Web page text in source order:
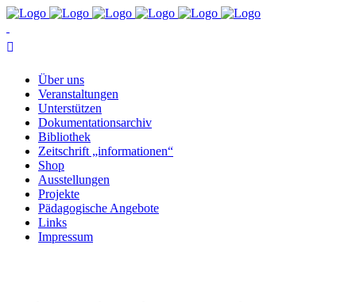
Über uns
Ver­an­stal­tun­gen
Un­ter­stüt­zen
Do­ku­men­ta­ti­ons­ar­chiv
Bi­blio­thek
Zeit­schrift „in­for­ma­tio­nen“
Shop
Aus­stel­lun­gen
Pro­jek­te
Päd­ago­gi­sche Angebote
Links
Im­pres­sum